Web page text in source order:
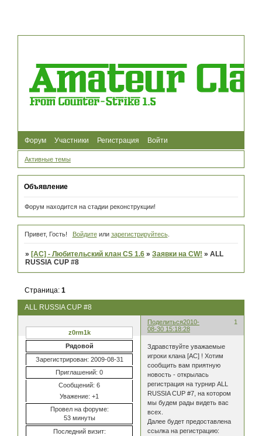
Форум Участники Регистрация Войти
Активные темы
Объявление
Форум находится на стадии реконструкции!
Привет, Гость! Войдитеили зарегистрируйтесь.
» [AC] - Любительский клан CS 1.6 »Заявки на CW! »ALL
RUSSIA CUP #8
ALL RUSSIA CUP #8
Страница:1
Поделиться 1
2010-
08-30 15:18:28
z0rm1k
Рядовой
Зарегистрирован: 2009-08-31
Приглашений: 0
Сообщений: 6
Уважение: +1
Провел на форуме:
53 минуты
Последний визит:
Здравствуйте уважаемые
игроки клана [AC] ! Хотим
сообщить вам приятную
новость - открылась
регистрация на турнир ALL
RUSSIA CUP #7, на котором
мы будем рады видеть вас
всех.
Далее будет предоставлена
ссылка на регистрацию: